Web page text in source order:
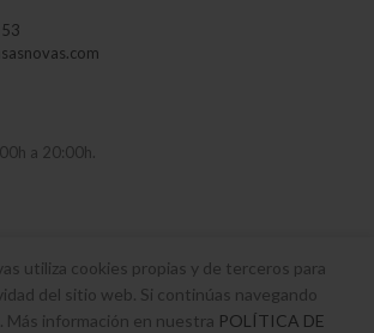
a 20:00h.
utiliza cookies propias y de terceros para
del sitio web. Si continúas navegando
Más información en nuestra POLÍTICA DE